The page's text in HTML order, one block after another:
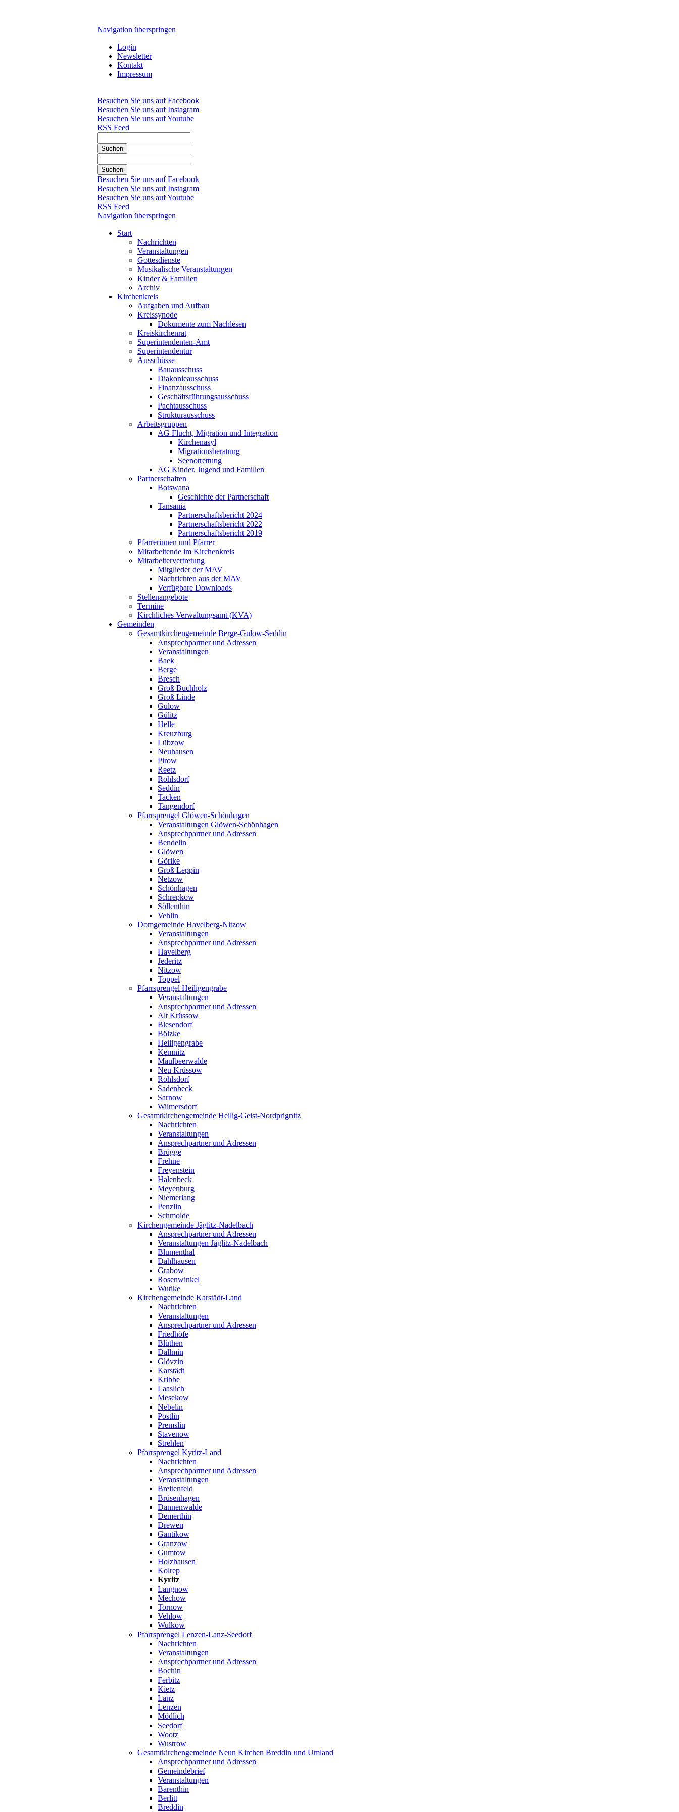
Navigation überspringen
Login
Newsletter
Kontakt
Impressum
Besuchen Sie uns auf Facebook
Besuchen Sie uns auf Instagram
Besuchen Sie uns auf Youtube
RSS Feed
Suchen
Suchen
Besuchen Sie uns auf Facebook
Besuchen Sie uns auf Instagram
Besuchen Sie uns auf Youtube
RSS Feed
Navigation überspringen
Start
Nachrichten
Veranstaltungen
Gottesdienste
Musikalische Veranstaltungen
Kinder & Familien
Archiv
Kirchenkreis
Aufgaben und Aufbau
Kreissynode
Dokumente zum Nachlesen
Kreiskirchenrat
Superintendenten-Amt
Superintendentur
Ausschüsse
Bauausschuss
Diakonieausschuss
Finanzausschuss
Geschäftsführungsausschuss
Pachtausschuss
Strukturausschuss
Arbeitsgruppen
AG Flucht, Migration und Integration
Kirchenasyl
Migrationsberatung
Seenotrettung
AG Kinder, Jugend und Familien
Partnerschaften
Botswana
Geschichte der Partnerschaft
Tansania
Partnerschaftsbericht 2024
Partnerschaftsbericht 2022
Partnerschaftsbericht 2019
Pfarrerinnen und Pfarrer
Mitarbeitende im Kirchenkreis
Mitarbeitervertretung
Mitglieder der MAV
Nachrichten aus der MAV
Verfügbare Downloads
Stellenangebote
Termine
Kirchliches Verwaltungsamt (KVA)
Gemeinden
Gesamtkirchengemeinde Berge-Gulow-Seddin
Ansprechpartner und Adressen
Veranstaltungen
Baek
Berge
Bresch
Groß Buchholz
Groß Linde
Gulow
Gülitz
Helle
Kreuzburg
Lübzow
Neuhausen
Pirow
Reetz
Rohlsdorf
Seddin
Tacken
Tangendorf
Pfarrsprengel Glöwen-Schönhagen
Veranstaltungen Glöwen-Schönhagen
Ansprechpartner und Adressen
Bendelin
Glöwen
Görike
Groß Leppin
Netzow
Schönhagen
Schrepkow
Söllenthin
Vehlin
Domgemeinde Havelberg-Nitzow
Veranstaltungen
Ansprechpartner und Adressen
Havelberg
Jederitz
Nitzow
Toppel
Pfarrsprengel Heiligengrabe
Veranstaltungen
Ansprechpartner und Adressen
Alt Krüssow
Blesendorf
Bölzke
Heiligengrabe
Kemnitz
Maulbeerwalde
Neu Krüssow
Rohlsdorf
Sadenbeck
Sarnow
Wilmersdorf
Gesamtkirchengemeinde Heilig-Geist-Nordprignitz
Nachrichten
Veranstaltungen
Ansprechpartner und Adressen
Brügge
Frehne
Freyenstein
Halenbeck
Meyenburg
Niemerlang
Penzlin
Schmolde
Kirchengemeinde Jäglitz-Nadelbach
Ansprechpartner und Adressen
Veranstaltungen Jäglitz-Nadelbach
Blumenthal
Dahlhausen
Grabow
Rosenwinkel
Wutike
Kirchengemeinde Karstädt-Land
Nachrichten
Veranstaltungen
Ansprechpartner und Adressen
Friedhöfe
Blüthen
Dallmin
Glövzin
Karstädt
Kribbe
Laaslich
Mesekow
Nebelin
Postlin
Premslin
Stavenow
Strehlen
Pfarrsprengel Kyritz-Land
Nachrichten
Ansprechpartner und Adressen
Veranstaltungen
Breitenfeld
Brüsenhagen
Dannenwalde
Demerthin
Drewen
Gantikow
Granzow
Gumtow
Holzhausen
Kolrep
Kyritz
Langnow
Mechow
Tornow
Vehlow
Wulkow
Pfarrsprengel Lenzen-Lanz-Seedorf
Nachrichten
Veranstaltungen
Ansprechpartner und Adressen
Bochin
Ferbitz
Kietz
Lanz
Lenzen
Mödlich
Seedorf
Wootz
Wustrow
Gesamtkirchengemeinde Neun Kirchen Breddin und Umland
Ansprechpartner und Adressen
Gemeindebrief
Veranstaltungen
Barenthin
Berlitt
Breddin